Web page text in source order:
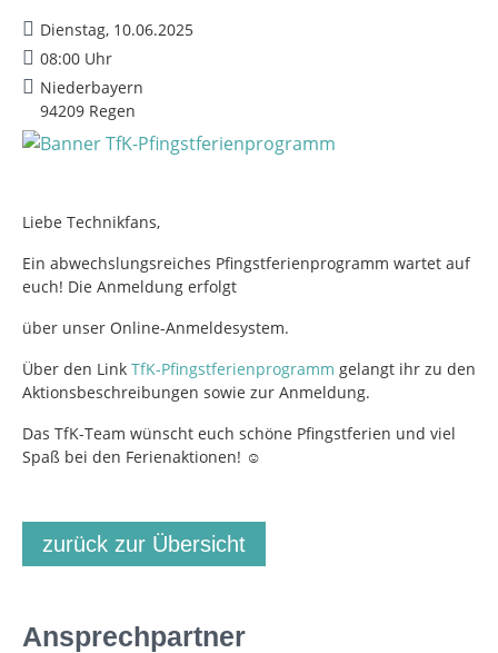
Dienstag, 10.06.2025
08:00 Uhr
Niederbayern
94209 Regen
Liebe Technikfans,
Ein abwechslungsreiches Pfingstferienprogramm wartet auf
euch! Die Anmeldung erfolgt
über unser Online-Anmeldesystem.
Über den Link TfK-Pfingstferienprogramm gelangt ihr zu den
Aktionsbeschreibungen sowie zur Anmeldung.
Das TfK-Team wünscht euch schöne Pfingstferien und viel
Spaß bei den Ferienaktionen! ☺
zurück zur Übersicht
Ansprechpartner